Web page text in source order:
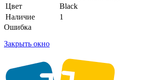
Цвет
Black
Наличие
1
Ошибка
Закрыть окно